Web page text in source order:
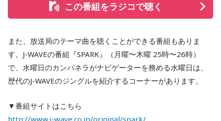
この番組をラジコで聴く
また、放送局のテーマ曲を聴くことができる番組もありま
す。J-WAVEの番組『SPARK』（月曜〜木曜 25時〜26時）
で、水曜日のカンパネラがナビゲーターを務める水曜日は、
歴代のJ-WAVEのジングルを紹介するコーナーがあります。
▼番組サイトはこちら